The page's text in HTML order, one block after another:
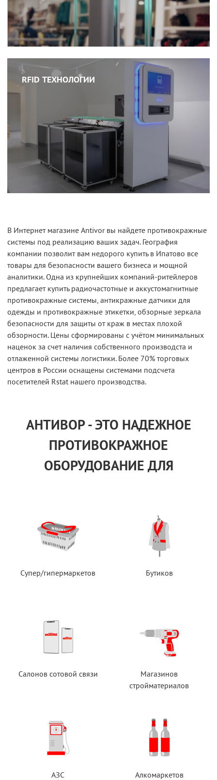
RFID ТЕХНОЛОГИИ
В Интернет магазине Antivor вы найдете противокражные
системы под реализацию ваших задач. География
компании позволит вам недорого купить в Ипатово все
товары для безопасности вашего бизнеса и мощной
аналитики. Одна из крупнейших компаний-ритейлеров
предлагает купить радиочастотные и аккустомагнитные
противокражные системы, антикражные датчики для
одежды и противокражные этикетки, обзорные зеркала
безопасности для защиты от краж в местах плохой
обзорности. Цены сформированы с учётом минимальных
наценок за счет наличия собственного производста и
отлаженной системы логистики. Более 70% торговых
центров в России оснащены системами подсчета
посетителей Rstat нашего производства.
АНТИВОР - ЭТО НАДЕЖНОЕ
ПРОТИВОКРАЖНОЕ
ОБОРУДОВАНИЕ ДЛЯ
Супер/гипермаркетов Бутиков
Салонов сотовой связи
Магазинов
стройматериалов
АЗС Алкомаркетов